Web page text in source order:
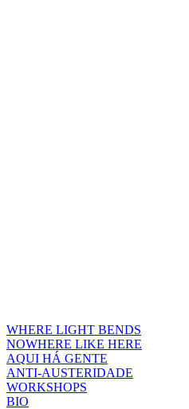
WHERE LIGHT BENDS
NOWHERE LIKE HERE
AQUI HÁ GENTE
ANTI-AUSTERIDADE
WORKSHOPS
BIO